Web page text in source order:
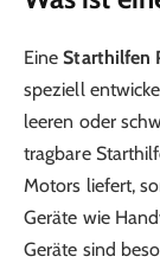
EineStarthilfen
speziell
leeren oder
tragbare
Motors liefert,
Geräte wie
Geräte sind